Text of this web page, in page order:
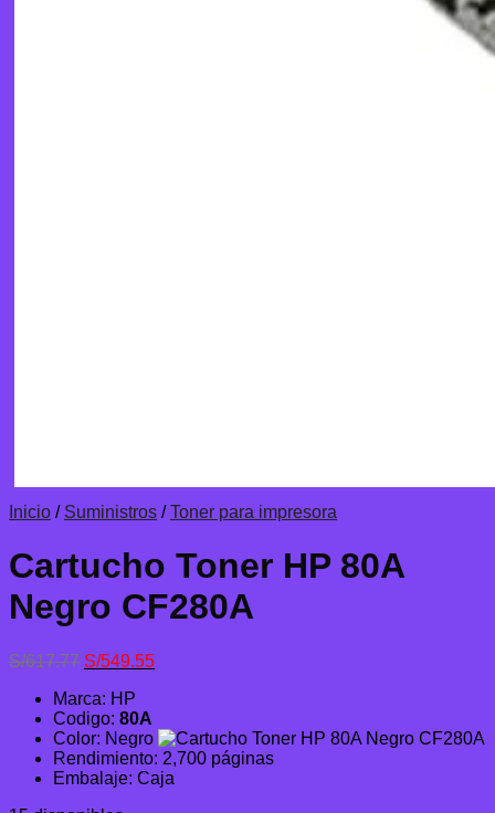
Inicio / Suministros / Toner para impresora
Cartucho Toner HP 80A
Negro CF280A
S/617.77 El
original
era:
S/617.77.
S/549.55El
S/549.55.
Marca: HP
Codigo: 80A
Color: Negro
Rendimiento: 2,700 páginas
Embalaje: Caja